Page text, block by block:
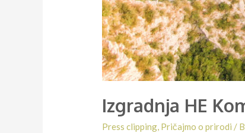
Izgradnja HE
Press clipping, Pričajmo o prirodi /